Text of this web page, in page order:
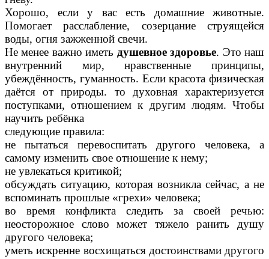
Хорошо, если у вас есть домашние животные.
Помогает расслабление, созерцание струящейся
воды, огня зажженной свечи.
Не менее важно иметь душевное здоровье. Это наш
внутренний мир, нравственные принципы,
убеждённость, гуманность. Если красота физическая
даётся от природы. то духовная характеризуется
поступками, отношением к другим людям. Чтобы
научить ребёнка
следующие правила:
не пытаться перевоспитать другого человека, а
самому изменить свое отношение к нему;
не увлекаться критикой;
обсуждать ситуацию, которая возникла сейчас, а не
вспоминать прошлые «грехи» человека;
во время конфликта следить за своей речью:
неосторожное слово может тяжело ранить душу
другого человека;
уметь искренне восхищаться достоинствами другого